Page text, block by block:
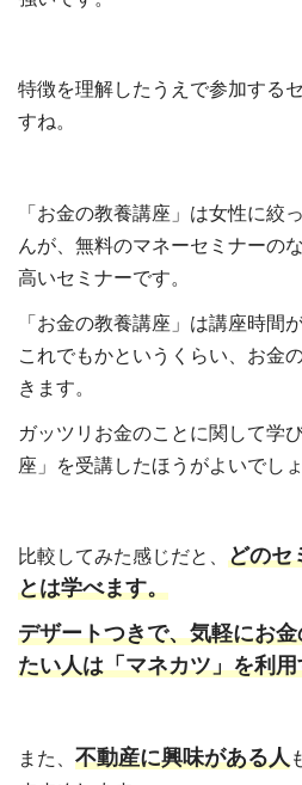
特徴を理解したうえで参加する
すね。
「お金の教養講座」は女性に絞
んが、無料のマネーセミナーの
高いセミナーです。
「お金の教養講座」は講座時間
これでもかというくらい、お金
きます。
ガッツリお金のことに関して学
座」を受講したほうがよいでしょ
比較してみた感じだと、 どのセ
とは学べます。
デザートつきで、気軽にお
たい人は「マネカツ」を利
また、 不動産に興味がある人